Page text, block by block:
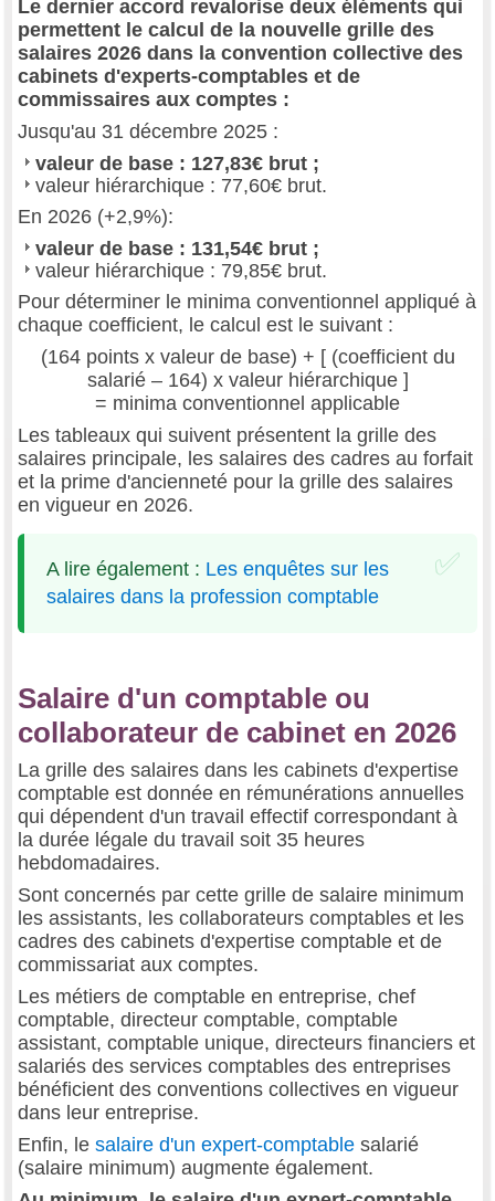
Le dernier accord revalorise deux éléments qui
permettent le calcul de la nouvelle grille des
salaires 2026 dans la convention collective des
cabinets d'experts-comptables et de
commissaires aux comptes :
Jusqu'au 31 décembre 2025 :
valeur de base : 127,83€ brut ;
valeur hiérarchique : 77,60€ brut.
En 2026 (+2,9%):
valeur de base : 131,54€ brut ;
valeur hiérarchique : 79,85€ brut.
Pour déterminer le minima conventionnel appliqué à
chaque coefficient, le calcul est le suivant :
(164 points x valeur de base) + [ (coefficient du
salarié – 164) x valeur hiérarchique ]
= minima conventionnel applicable
Les tableaux qui suivent présentent la grille des
salaires principale, les salaires des cadres au forfait
et la prime d'ancienneté pour la grille des salaires
en vigueur en 2026.
A lire également : Les enquêtes sur les
salaires dans la profession comptable
Salaire d'un comptable ou
collaborateur de cabinet en 2026
La grille des salaires dans les cabinets d'expertise
comptable est donnée en rémunérations annuelles
qui dépendent d'un travail effectif correspondant à
la durée légale du travail soit 35 heures
hebdomadaires.
Sont concernés par cette grille de salaire minimum
les assistants, les collaborateurs comptables et les
cadres des cabinets d'expertise comptable et de
commissariat aux comptes.
Les métiers de comptable en entreprise, chef
comptable, directeur comptable, comptable
assistant, comptable unique, directeurs financiers et
salariés des services comptables des entreprises
bénéficient des conventions collectives en vigueur
dans leur entreprise.
Enfin, le salaire d'un expert-comptable salarié
(salaire minimum) augmente également.